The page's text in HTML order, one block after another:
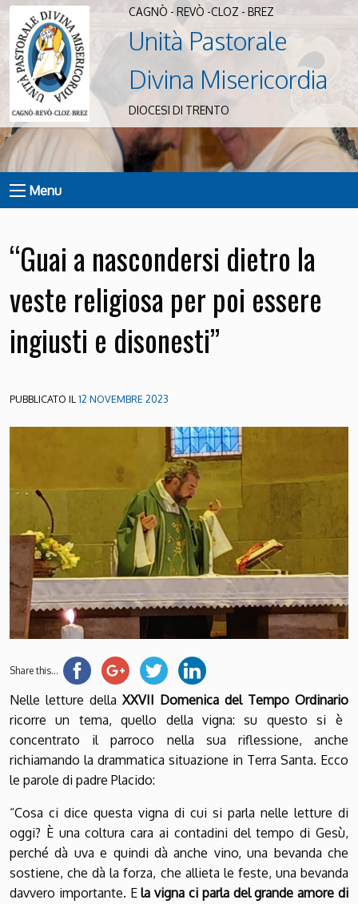
CAGNÒ - REVÒ -CLOZ - BREZ
Unità Pastorale
Divina Misericordia
DIOCESI DI TRENTO
Menu
“Guai a nascondersi dietro la
veste religiosa per poi essere
ingiusti e disonesti”
PUBBLICATO IL12 NOVEMBRE 2023
Share this...
Nelle letture della XXVII Domenica del Tempo Ordinario
ricorre un tema, quello della vigna: su questo si è
concentrato il parroco nella sua riflessione, anche
richiamando la drammatica situazione in Terra Santa. Ecco
le parole di padre Placido:
“Cosa ci dice questa vigna di cui si parla nelle letture di
oggi? È una coltura cara ai contadini del tempo di Gesù,
perché dà uva e quindi dà anche vino, una bevanda che
sostiene, che dà la forza, che allieta le feste, una bevanda
davvero importante. Ela vigna ci parla del grande amore di